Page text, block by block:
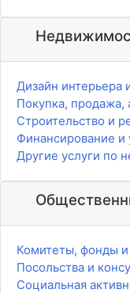
Дизайн интерьера
Покупка,
Строительство и
Финансирование и
Другие услуги по
Комитеты, фонды
Посольства и
Социальная